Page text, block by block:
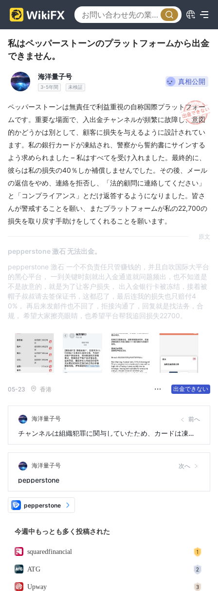
私はペッパーストーンのプラットフォームから出金
できません。
海洋量子号
3-5年間 未検証
真相公開
ペッパーストーンは無責任で利益重視の自称国際プラットフォー
ムです。重要な場面で、入出金チャンネルが頻繁に故障し、意図
的かどうかは別として、顧客に損失を与えるように設計されてい
ます。私の銀行カードが凍結され、警察から誓約書にサインする
よう求められました – 私はすべてを受け入れました。最終的に、
彼らは私の損失の40％しか補償しませんでした。その後、メール
の返信をやめ、連絡を拒否し、「法的顧問に連絡してください」
と「コンプライアンス」とだけ返答するようになりました。皆さ
んが警戒することを願い、またプラットフォームが私の22,700の
損失を取り戻す手助けをしてくれることを願います。
原文
pepperstone 激石 无法出金。
pepperstone 激石 一个不负责任只管赚钱的，并且自吹国际大平台
的黑心平台， 一到关键时刻就出入金通道就问题频出，也不知道是
不是故意的，就是为了让客户损失， 出入金银行卡被冻结，接着被
帽子叔叔请去签保证书，这都忍了，最后连我的损失也只赔付4
0%， 再后来发邮件也不回了，拒接沟通了，回复就是找法务，合
规， 希望大家擦亮眼睛，也希望平台帮我追回损失22700。
05-23 香港 出金できない
海洋量子号 前へ
チャンネルは組織犯罪に関与していたため、カードは凍結
されました。
海洋量子号 次へ
pepperstone
pepperstone
今週中もっとも多く投稿された
squaredfinancial
ATG
Upway